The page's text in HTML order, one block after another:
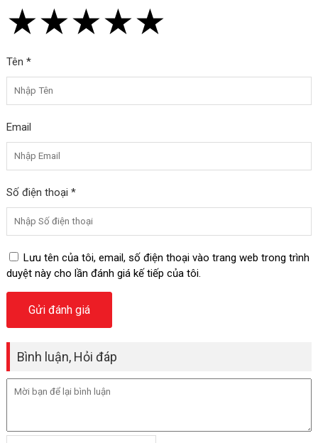
★
★★
★★★
★★★★
★★★★★
Tên *
Email
Số điện thoại *
Lưu tên của tôi, email, số điện thoại vào trang web trong trình
duyệt này cho lần đánh giá kế tiếp của tôi.
Bình luận, Hỏi đáp